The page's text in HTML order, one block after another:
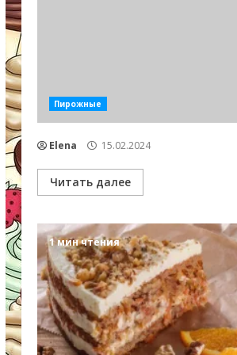
Пирожные
Elena 15.02.2024
Читать далее
1 мин чтения